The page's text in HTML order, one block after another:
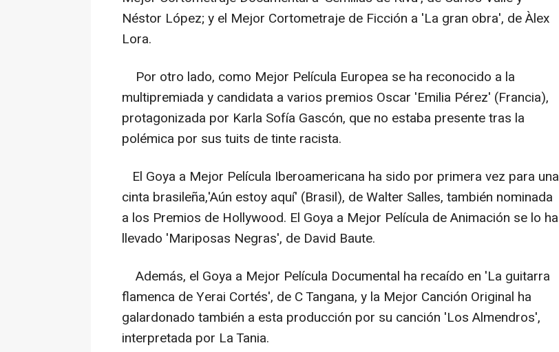
Néstor López; y el Mejor Cortometraje de Ficción a 'La gran obra', de Àlex
Lora.
Por otro lado, como Mejor Película Europea se ha reconocido a la
multipremiada y candidata a varios premios Oscar 'Emilia Pérez' (Francia),
protagonizada por Karla Sofía Gascón, que no estaba presente tras la
polémica por sus tuits de tinte racista.
El Goya a Mejor Película Iberoamericana ha sido por primera vez para una
cinta brasileña,'Aún estoy aquí' (Brasil), de Walter Salles, también nominada
a los Premios de Hollywood. El Goya a Mejor Película de Animación se lo ha
llevado 'Mariposas Negras', de David Baute.
Además, el Goya a Mejor Película Documental ha recaído en 'La guitarra
flamenca de Yerai Cortés', de C Tangana, y la Mejor Canción Original ha
galardonado también a esta producción por su canción 'Los Almendros',
interpretada por La Tania.